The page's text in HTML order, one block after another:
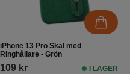
iPhone 13 Pro Skal med
Ringhållare - Grön
109 kr I LAGER